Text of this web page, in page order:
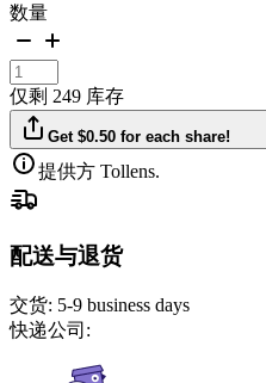
数量
仅剩 249 库存
Get $0.50 for each share!
提供方 Tollens.
配送与退货
交货: 5-9 business days
快递公司: